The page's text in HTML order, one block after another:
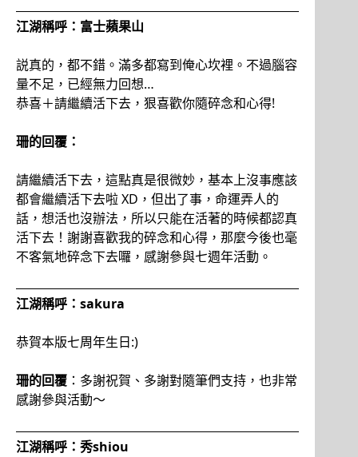
江湖稱呼：富士蘋果山
説真的，都不錯。滿多都寫到俺心坎裡。不過腦容
量不足，已經無力回想…
恭喜＋請繼續活下去，狠喜歡你隨碎念和心得!
珊的回覆：
請繼續活下去，這點真是很微妙，基本上沒事應該
都會繼續活下去啦 XD，但出了事，命運弄人的
話，想活也沒辦法，所以只能在活著的時候都認真
活下去！謝謝喜歡我的碎念和心得，那麼今後也毫
不客氣地碎念下去囉，感謝參與七週年活動。
江湖稱呼：sakura
恭賀本版七周年生日:)
珊的回覆 ：多謝祝賀、多謝對隨筆們支持，也非常
感謝參與活動～
江湖稱呼：秀shiou